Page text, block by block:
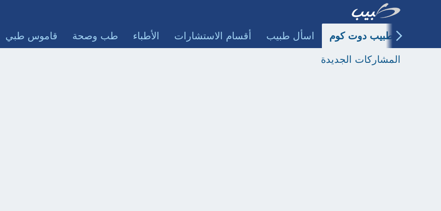
طبيب دوت كوم اسأل طبيب أقسام الاستشارات الأطباء طب وصحة قاموس طبي
المشاركات الجديدة